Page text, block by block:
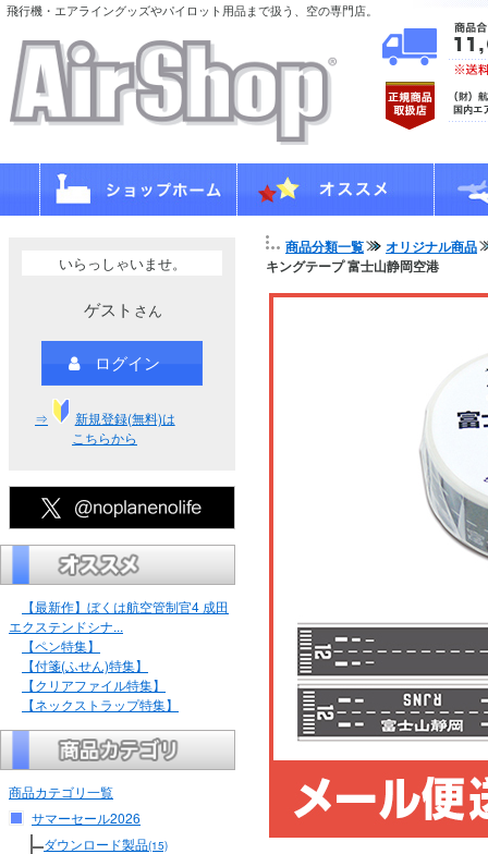
飛行機・エアライングッズやパイロット用品まで扱う、空の専門店。
いらっしゃいませ。
ゲスト さん
ログイン
⇒
新規登録(無料)は
こちらから
【最新作】ぼくは航空管制官4 成田
エクステンドシナ...
【ペン特集】
【付箋(ふせん)特集】
【クリアファイル特集】
【ネックストラップ特集】
商品カテゴリ一覧
サマーセール2026
ダウンロード製品(15)
商品分類一覧
オリジナル商品
キングテープ 富士山静岡空港